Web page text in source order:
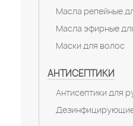
Масла репейные
Масла эфирные
Маски для волос
АНТИСЕПТИКИ
Антисептики для